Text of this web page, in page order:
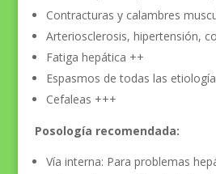
Contracturas y calambres
Arteriosclerosis, hipertensión,
Fatiga hepática ++
Espasmos de todas las
Cefaleas +++
Posología recomendada:
Vía interna: Para problemas